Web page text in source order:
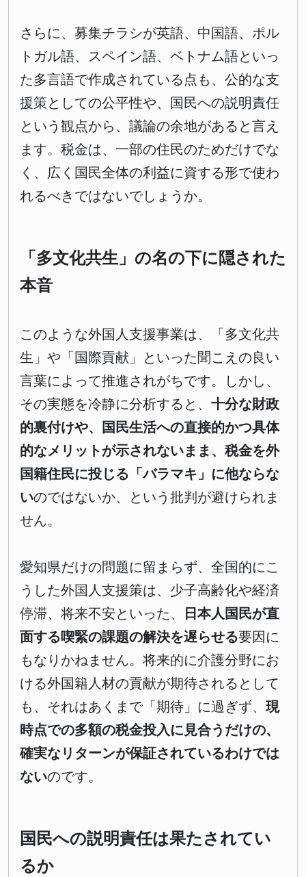
さらに、募集チラシが英語、中国語、ポル
トガル語、スペイン語、ベトナム語といっ
た多言語で作成されている点も、公的な支
援策としての公平性や、国民への説明責任
という観点から、議論の余地があると言え
ます。税金は、一部の住民のためだけでな
く、広く国民全体の利益に資する形で使わ
れるべきではないでしょうか。
「多文化共生」の名の下に隠された
本音
このような外国人支援事業は、「多文化共
生」や「国際貢献」といった聞こえの良い
言葉によって推進されがちです。しかし、
その実態を冷静に分析すると、 十分な財政
的裏付けや、国民生活への直接的かつ具体
的なメリットが示されないまま、税金を外
国籍住民に投じる「バラマキ」に他ならな
いのではないか、という批判が避けられま
せん。
愛知県だけの問題に留まらず、全国的にこ
うした外国人支援策は、少子高齢化や経済
停滞、将来不安といった、
日本人国民が直
面する喫緊の課題の解決を遅らせる要因に
もなりかねません。将来的に介護分野にお
ける外国籍人材の貢献が期待されるとして
も、それはあくまで「期待」に過ぎず、 現
時点での多額の税金投入に見合うだけの、
確実なリターンが保証されているわけでは
ないのです。
国民への説明責任は果たされてい
るか